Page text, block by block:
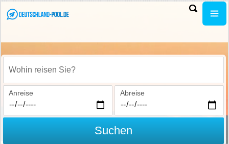
Wohin reisen Sie?
Anreise Abreise
Suchen